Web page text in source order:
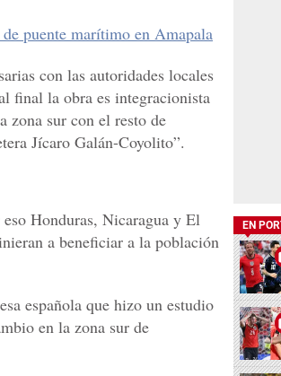
puente marítimo en Amapala
con las autoridades locales
final la obra es integracionista
zona sur con el resto de
Jícaro Galán-Coyolito”.
Honduras, Nicaragua y El
a beneficiar a la población
española que hizo un estudio
en la zona sur de
EN